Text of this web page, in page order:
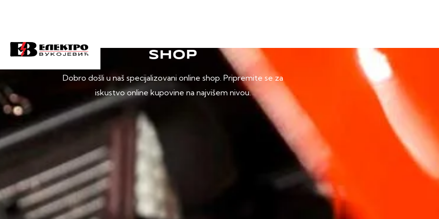
SHOP
Dobro došli u naš specijalizovani online shop. Pripremite se za
iskustvo online kupovine na najvišem nivou.